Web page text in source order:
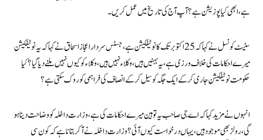
ہے، ابھی کیا پوزیشن ہے؟ آپ آج کی تاریخ میں عمل کریں۔
سٹیٹ کونسل نے کہا کہ 25 اکتوبر تک کا نوٹیفکیشن ہے، جسٹس سردار اعجاز اسحاق نے کہا کہ یہ نوٹیفکیشن
میرے احکامات کی خلاف ورزی ہے، یہ بہنیں ہیں، وکلاء نہیں ہیں، وکلاء کو کیوں نہیں ملنے دیا گیا؟ کیا
حکومت نوٹیفکیشن جاری کر کے ایک جگہ کو سیل کر کے انصاف کی فراہمی کو روک سکتی ہے؟
انہوں نے مزید کہا کہ اے جی صاحب یہ توہین میرے احکامات کی ہے، وزارت داخلہ کو وضاحت دینا ہو
گی، رولز بھی موجود ہیں، یہاں درخواست کیوں آئی؟ وزارت داخلہ نے آکر بتانا ہے کہ کون سی